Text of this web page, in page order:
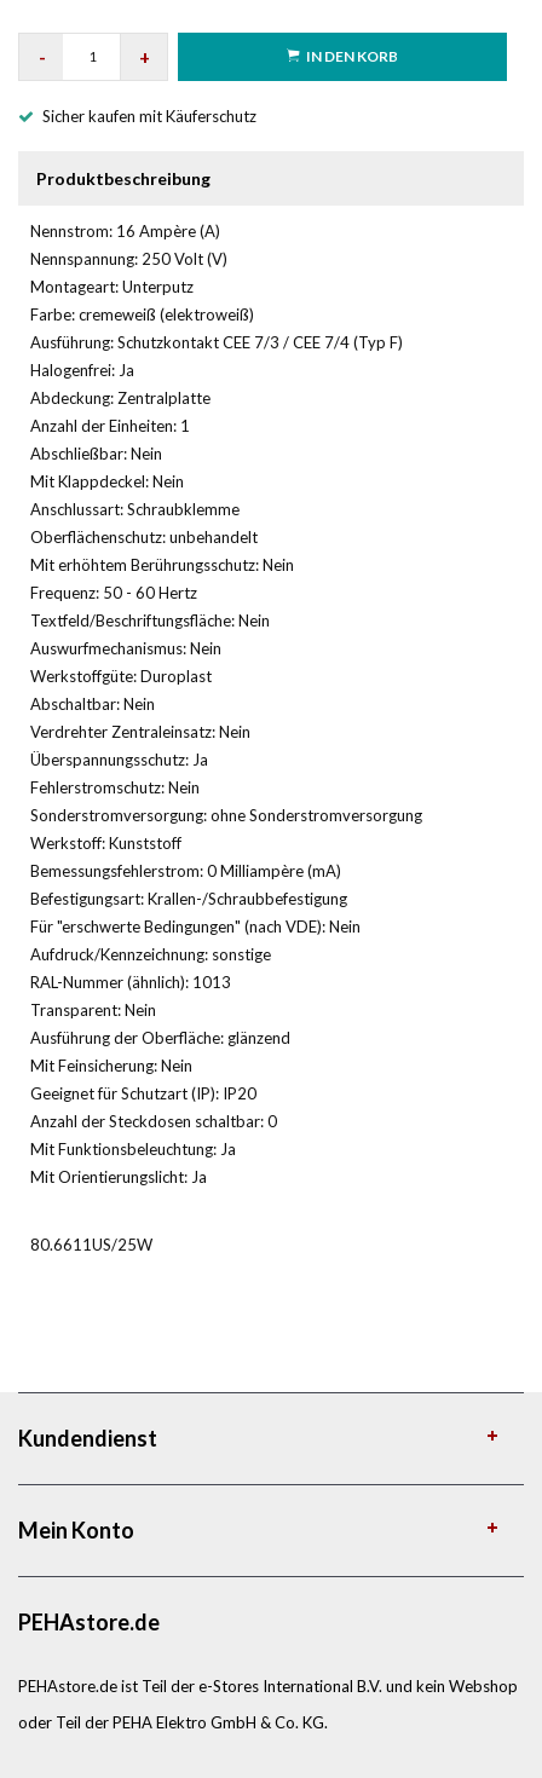
- + IN DEN KORB
Sicher kaufen mit Käuferschutz
Produktbeschreibung
Nennstrom: 16 Ampère (A)
Nennspannung: 250 Volt (V)
Montageart: Unterputz
Farbe: cremeweiß (elektroweiß)
Ausführung: Schutzkontakt CEE 7/3 / CEE 7/4 (Typ F)
Halogenfrei: Ja
Abdeckung: Zentralplatte
Anzahl der Einheiten: 1
Abschließbar: Nein
Mit Klappdeckel: Nein
Anschlussart: Schraubklemme
Oberflächenschutz: unbehandelt
Mit erhöhtem Berührungsschutz: Nein
Frequenz: 50 - 60 Hertz
Textfeld/Beschriftungsfläche: Nein
Auswurfmechanismus: Nein
Werkstoffgüte: Duroplast
Abschaltbar: Nein
Verdrehter Zentraleinsatz: Nein
Überspannungsschutz: Ja
Fehlerstromschutz: Nein
Sonderstromversorgung: ohne Sonderstromversorgung
Werkstoff: Kunststoff
Bemessungsfehlerstrom: 0 Milliampère (mA)
Befestigungsart: Krallen-/Schraubbefestigung
Für "erschwerte Bedingungen" (nach VDE): Nein
Aufdruck/Kennzeichnung: sonstige
RAL-Nummer (ähnlich): 1013
Transparent: Nein
Ausführung der Oberfläche: glänzend
Mit Feinsicherung: Nein
Geeignet für Schutzart (IP): IP20
Anzahl der Steckdosen schaltbar: 0
Mit Funktionsbeleuchtung: Ja
Mit Orientierungslicht: Ja
80.6611US/25W
Kundendienst
Mein Konto
PEHAstore.de
PEHAstore.de ist Teil der e-Stores International B.V. und kein Webshop
oder Teil der PEHA Elektro GmbH & Co. KG.